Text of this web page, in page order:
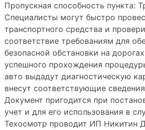
Пропускная способность пункта:
Специалисты могут быстро
транспортного средства и
соответствие требованиям для
безопасной обстановки на
успешного прохождения
авто выдадут диагностическую
внесут соответствующие
Документ пригодится при
учет и для его использования в
Техосмотр проводит ИП Никитин